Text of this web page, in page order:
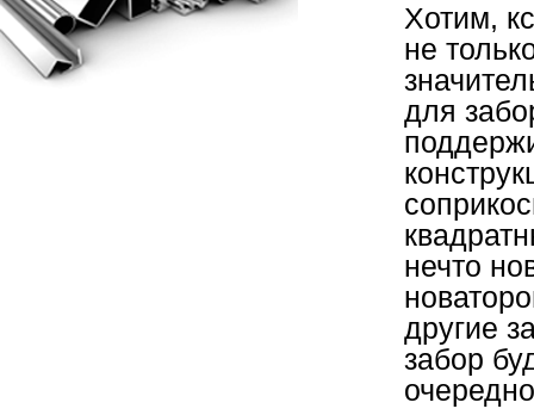
Хотим,
не
для
нечто
другие
забор